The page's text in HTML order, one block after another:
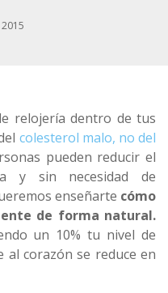
relojería dentro de tus
colesterol malo, no del
pueden reducir el
y sin necesidad de
enseñarte cómo
de forma natural.
un 10% tu nivel de
al corazón se reduce en